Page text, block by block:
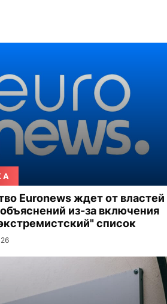
Euronews ждет от властей
из-за включения
список